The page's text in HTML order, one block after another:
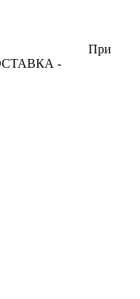
грн При
-